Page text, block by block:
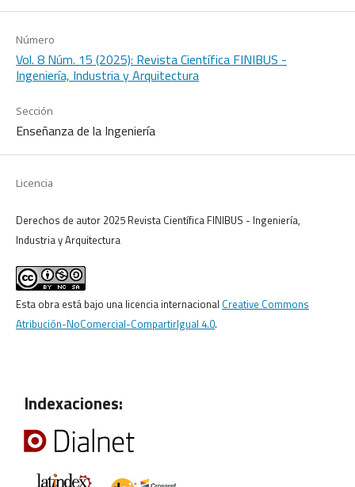
Número
Vol. 8 Núm. 15 (2025): Revista Científica FINIBUS -
Ingeniería, Industria y Arquitectura
Sección
Enseñanza de la Ingeniería
Licencia
Derechos de autor 2025 Revista Científica FINIBUS - Ingeniería,
Industria y Arquitectura
Esta obra está bajo una licencia internacional Creative Commons
Atribución-NoComercial-CompartirIgual 4.0.
Indexaciones: